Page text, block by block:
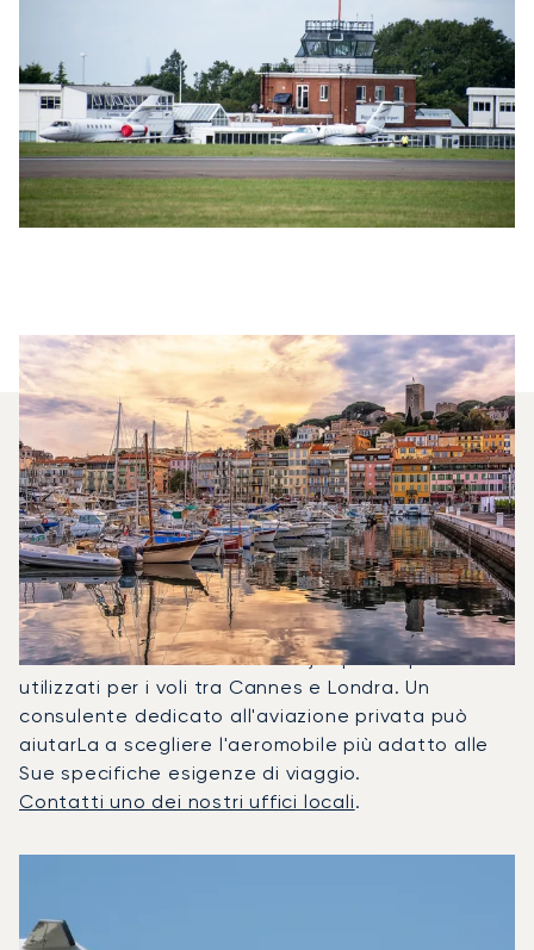
Quali Jet Privati Vengono
Noleggiati Più
Frequentemente Tra Londra E
Cannes?
Nel 2025, il Citation CJ1, il Phenom 300 e il
Citation Latitude sono stati i jet privati più
utilizzati per i voli tra Cannes e Londra. Un
consulente dedicato all'aviazione privata può
aiutarLa a scegliere l'aeromobile più adatto alle
Sue specifiche esigenze di viaggio.
Contatti uno dei nostri uffici locali.
Autonomia (NM)